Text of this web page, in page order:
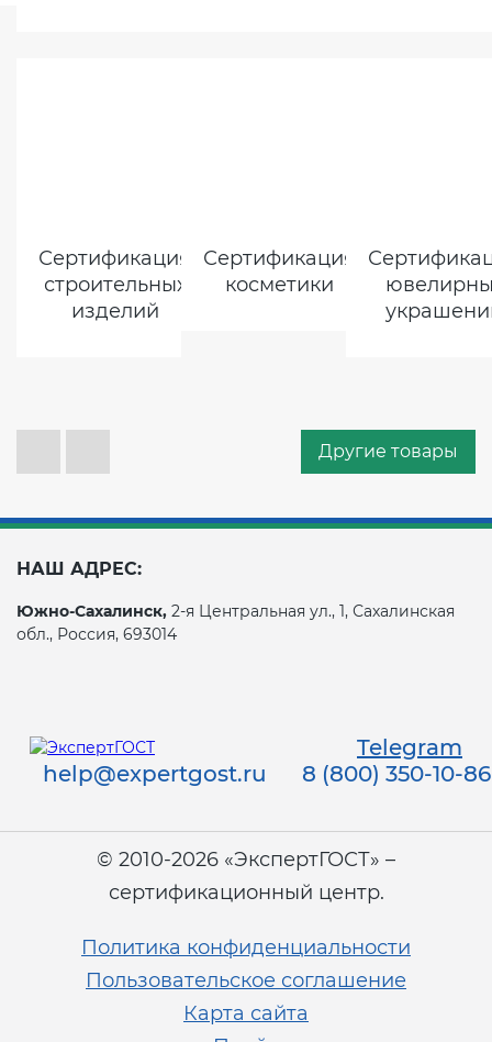
Другие товары
Сертификация
строительных
изделий
Сертификация
косметики
НАШ АДРЕС:
Южно-Сахалинск, 2-я Центральная ул., 1, Сахалинская
обл., Россия, 693014
Telegram
help@expertgost.ru
8 (800) 350-10-86
© 2010-2026 «ЭкспертГОСТ» –
сертификационный центр.
Политика конфиденциальности
Пользовательское соглашение
Карта сайта